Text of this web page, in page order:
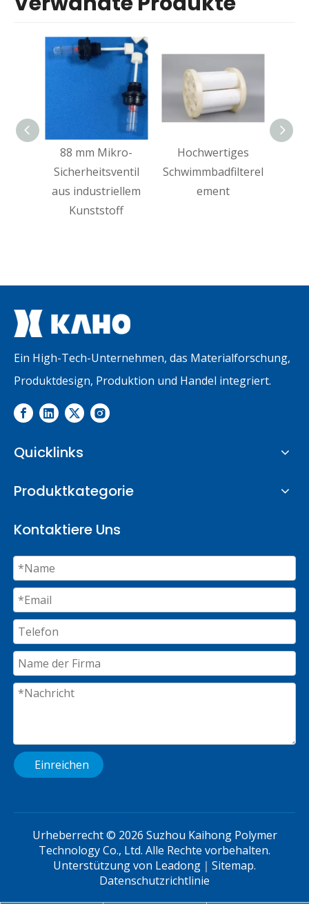
88 mm Mikro-
Sicherheitsventil
aus industriellem
Kunststoff
Hochwertiges
Schwimmbadfilterel
ement
Ein High-Tech-Unternehmen, das Materialforschung,
Produktdesign, Produktion und Handel integriert.
Quicklinks
Produktkategorie
Kontaktiere Uns
Einreichen
Urheberrecht © 2026 Suzhou Kaihong Polymer
Technology Co., Ltd. Alle Rechte vorbehalten.
Unterstützung von Leadong ｜ Sitemap.
Datenschutzrichtlinie